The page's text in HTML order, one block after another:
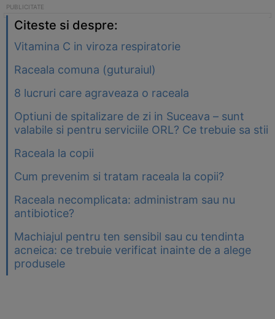
Citeste si despre:
Vitamina C in viroza respiratorie
Raceala comuna (guturaiul)
8 lucruri care agraveaza o raceala
Optiuni de spitalizare de zi in Suceava – sunt
valabile si pentru serviciile ORL? Ce trebuie sa stii
Raceala la copii
Cum prevenim si tratam raceala la copii?
Raceala necomplicata: administram sau nu
antibiotice?
Machiajul pentru ten sensibil sau cu tendinta
acneica: ce trebuie verificat inainte de a alege
produsele